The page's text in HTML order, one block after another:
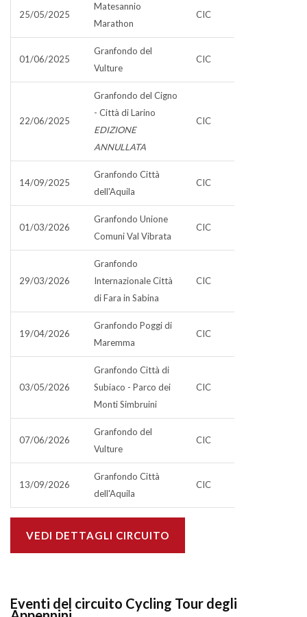
25/05/2025
Matesannio
Marathon
CIC
01/06/2025
Granfondo del
Vulture
CIC
22/06/2025
Granfondo del Cigno
- Città di Larino
EDIZIONE
ANNULLATA
CIC
14/09/2025
Granfondo Città
dell'Aquila
CIC
01/03/2026
Granfondo Unione
Comuni Val Vibrata
CIC
29/03/2026
Granfondo
Internazionale Città
di Fara in Sabina
CIC
19/04/2026
Granfondo Poggi di
Maremma
CIC
03/05/2026
Granfondo Città di
Subiaco - Parco dei
Monti Simbruini
CIC
07/06/2026
Granfondo del
Vulture
CIC
13/09/2026
Granfondo Città
dell'Aquila
CIC
VEDI DETTAGLI CIRCUITO
Eventi del circuito Cycling Tour degli